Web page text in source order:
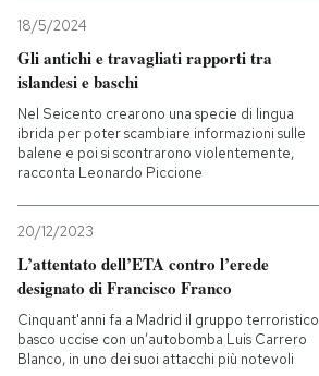
18/5/2024
Gli antichi e travagliati rapporti tra
islandesi e baschi
Nel Seicento crearono una specie di lingua
ibrida per poter scambiare informazioni sulle
balene e poi si scontrarono violentemente,
racconta Leonardo Piccione
20/12/2023
L’attentato dell’ETA contro l’erede
designato di Francisco Franco
Cinquant'anni fa a Madrid il gruppo terroristico
basco uccise con un’autobomba Luis Carrero
Blanco, in uno dei suoi attacchi più notevoli